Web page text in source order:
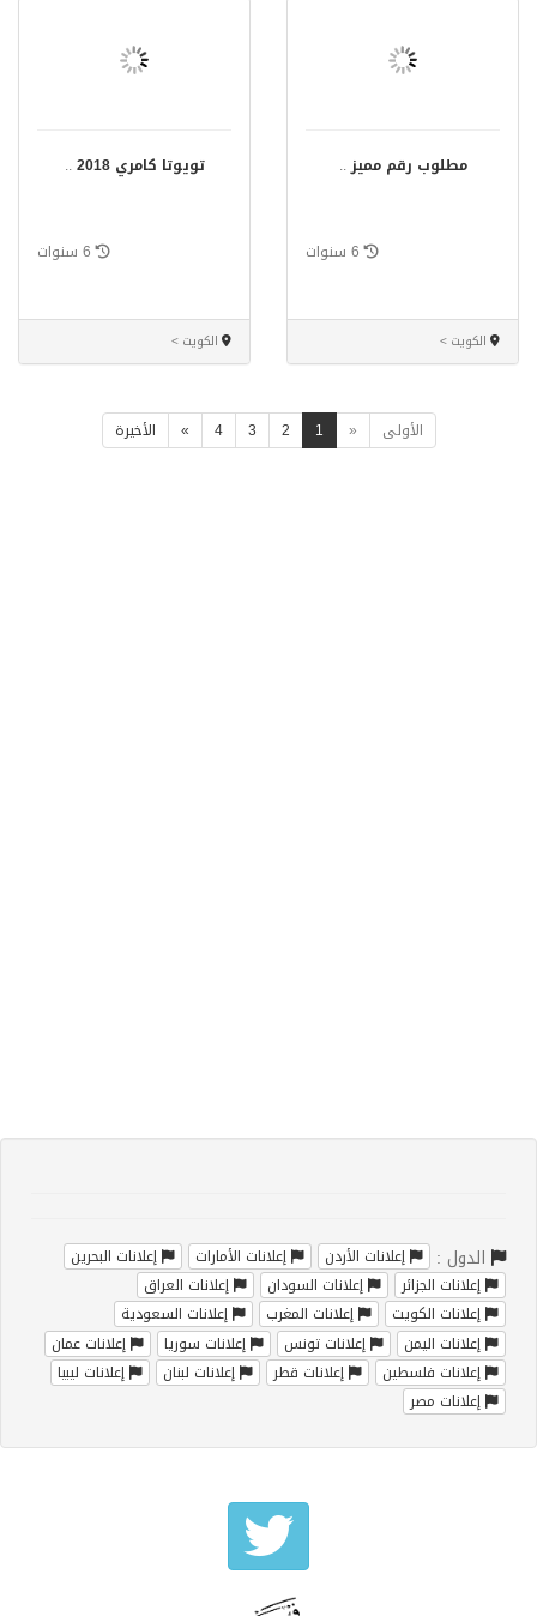
مطلوب رقم مميز..
6 سنوات
الكويت >
تويوتا كامري 2018 ..
6 سنوات
الكويت >
الأولى «
1
2
3
4
» الأخيرة
الدول : إعلانات الأردن إعلانات الأمارات
إعلانات البحرين
إعلانات الجزائر
إعلانات السودان
إعلانات العراق
إعلانات الكويت
إعلانات المغرب
إعلانات السعودية
إعلانات اليمن
إعلانات تونس إعلانات سوريا
إعلانات عمان
إعلانات فلسطين
إعلانات قطر إعلانات لبنان
إعلانات ليبيا
إعلانات مصر